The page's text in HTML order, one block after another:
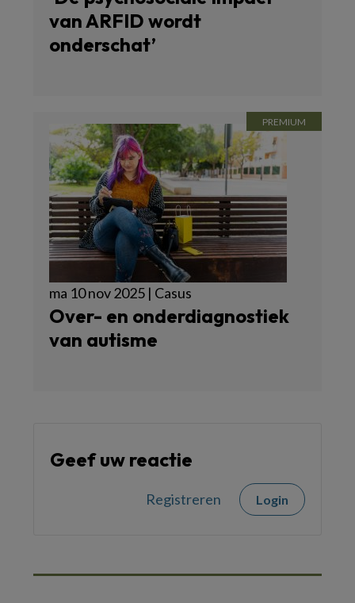
van ARFID wordt
onderschat’
ma 10 nov 2025 | Casus
Over- en onderdiagnostiek
van autisme
Geef uw reactie
Registreren Login